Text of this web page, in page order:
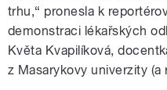
trhu,“ pronesla k
demonstraci lékařských
Květa Kvapilíková,
z Masarykovy univerzity (a